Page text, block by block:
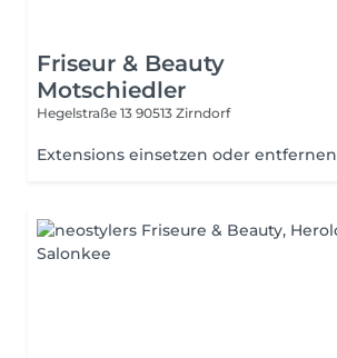
Friseur & Beauty
Motschiedler
Hegelstraße 13 90513 Zirndorf
Extensions einsetzen oder entfernen